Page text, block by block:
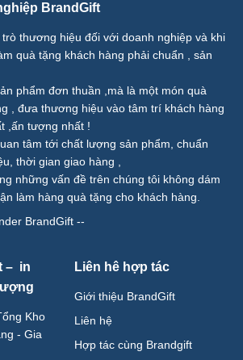
BrandGift
thương hiệu đối với doanh nghiệp và khi
quà tặng khách hàng phải chuẩn , sản
phẩm đơn thuần ,mà là một món quà
, đưa thương hiệu vào tâm trí khách hàng
,ấn tượng nhất !
tâm tới chất lượng sản phẩm, chuẩn
thời gian giao hàng ,
những vấn đề trên chúng tôi không dám
làm hàng quà tặng cho khách hàng.
BrandGift --
– in
Kho
- Gia
Liên hê hợp tác
Giới thiệu BrandGift
Liên hệ
Hợp tác cùng Brandgift